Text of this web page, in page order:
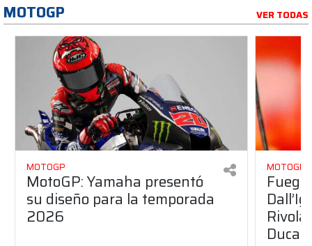
MOTOGP VER TODAS
MOTOGP
MotoGP: Yamaha presentó
su diseño para la temporada
2026
MOTOGP
Ducati